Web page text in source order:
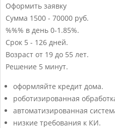
Оформить заявку
Сумма 1500 - 70000 руб.
%%% в день 0-1.85%.
Срок 5 - 126 дней.
Возраст от 19 до 55 лет.
Решение 5 минут.
оформляйте кредит дома.
роботизированная
автоматизированная
низкие требования к КИ.